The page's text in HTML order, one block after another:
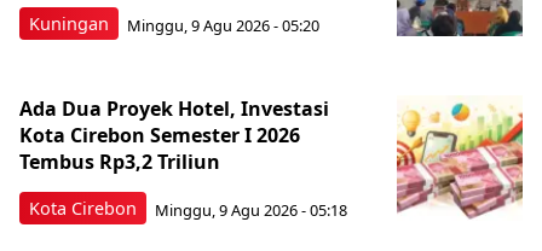
Kuningan Minggu, 9 Agu 2026 - 05:20
Kota Cirebon
Ada Dua Proyek Hotel, Investasi
Kota Cirebon Semester I 2026
Tembus Rp3,2 Triliun
Minggu, 9 Agu 2026 - 05:18